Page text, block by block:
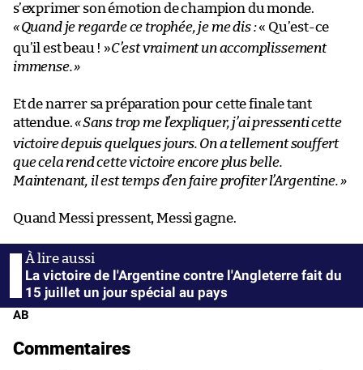
s’exprimer son émotion de champion du monde.
«Quand je regarde ce trophée, je me dis :« Qu’est-ce
qu’il est beau ! »C’est vraiment un accomplissement
immense.»
Et de narrer sa préparation pour cette finale tant
attendue.«Sans trop me l’expliquer, j’ai pressenti cette
victoire depuis quelques jours. On a tellement souffert
que cela rend cette victoire encore plus belle.
Maintenant, il est temps d’en faire profiter l’Argentine.»
Quand Messi pressent, Messi gagne.
La victoire de l'Argentine contre l'Angleterre fait du
15 juillet un jour spécial au pays
AB
Commentaires